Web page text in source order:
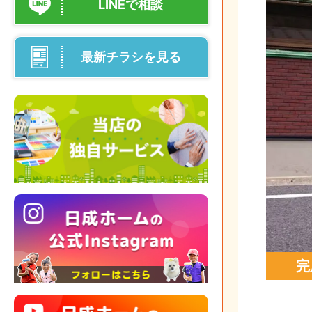
LINEで相談
最新チラシを見る